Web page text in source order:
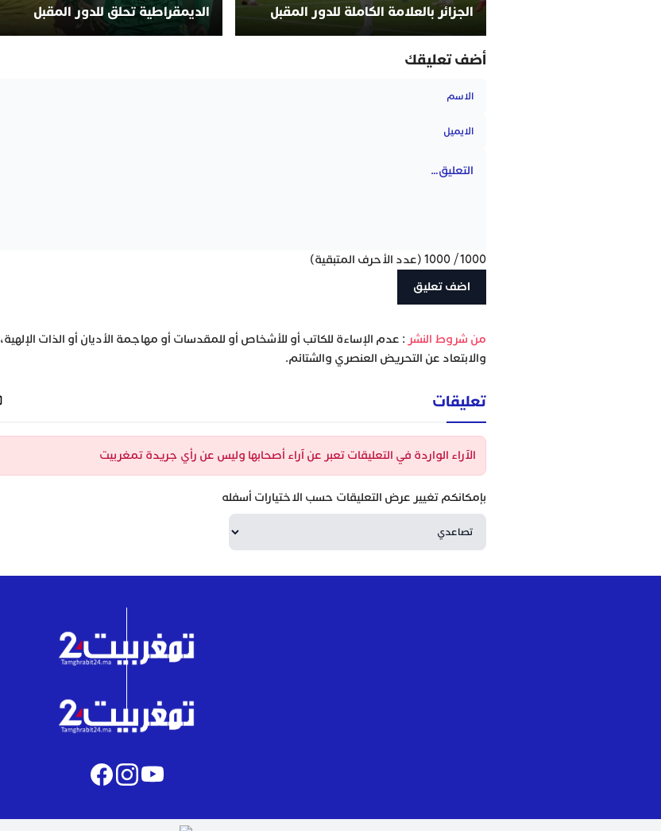
الجزائر بالعلامة الكاملة للدور المقبل
الديمقراطية تحلق للدور المقبل
أضف تعليقك
1000
/
1000 (عدد الأحرف المتبقية)
‫من شروط النشر : عدم الإساءة للكاتب أو للأشخاص أو للمقدسات أو مهاجمة الأديان أو الذات الإلهية،
والابتعاد عن التحريض العنصري والشتائم.
تعليقات
الآراء الواردة في التعليقات تعبر عن آراء أصحابها وليس عن رأي جريدة تمغربيت
بإمكانكم تغيير عرض التعليقات حسب الاختيارات أسفله